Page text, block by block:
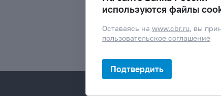
Версия
используются файлы
Оставаясь наwww.cbr.ru, вы
пользовательское соглашение
Подтвердить